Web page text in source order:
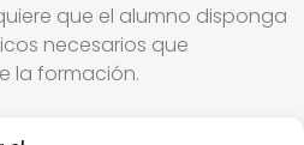
que el alumno disponga
necesarios que
la formación.